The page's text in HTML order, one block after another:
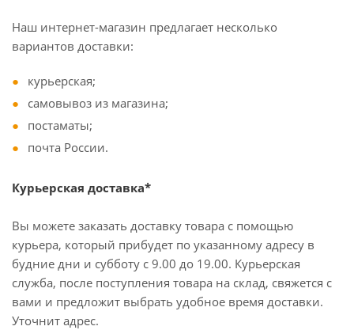
Наш интернет-магазин предлагает несколько
вариантов доставки:
курьерская;
самовывоз из магазина;
постаматы;
почта России.
Курьерская доставка*
Вы можете заказать доставку товара с помощью
курьера, который прибудет по указанному адресу в
будние дни и субботу с 9.00 до 19.00. Курьерская
служба, после поступления товара на склад, свяжется с
вами и предложит выбрать удобное время доставки.
Уточнит адрес.